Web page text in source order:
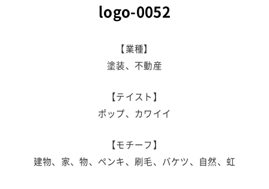
logo-0052
【業種】
塗装、不動産
【テイスト】
ポップ、カワイイ
【モチーフ】
建物、家、物、ペンキ、刷毛、バケツ、自然、虹